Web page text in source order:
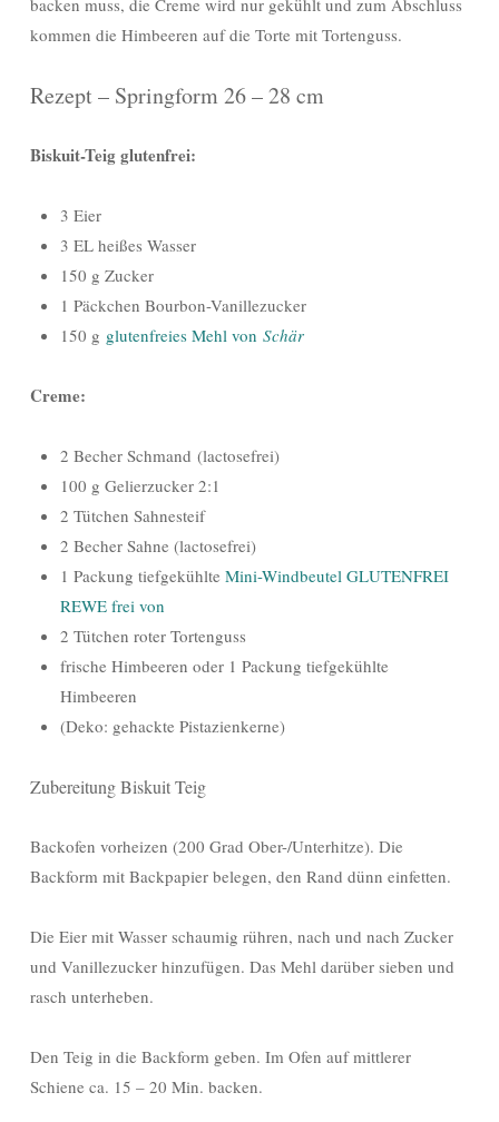
backen muss, die Creme wird nur gekühlt und zum Abschluss
kommen die Himbeeren auf die Torte mit Tortenguss.
Rezept – Springform 26 – 28 cm
Biskuit-Teig glutenfrei:
3 Eier
3 EL heißes Wasser
150 g Zucker
1 Päckchen Bourbon-Vanillezucker
150 g glutenfreies Mehl von Schär
Creme:
2 Becher Schmand (lactosefrei)
100 g Gelierzucker 2:1
2 Tütchen Sahnesteif
2 Becher Sahne (lactosefrei)
1 Packung tiefgekühlte Mini-Windbeutel GLUTENFREI
REWE frei von
2 Tütchen roter Tortenguss
frische Himbeeren oder 1 Packung tiefgekühlte
Himbeeren
(Deko: gehackte Pistazienkerne)
Zubereitung Biskuit Teig
Backofen vorheizen (200 Grad Ober-/Unterhitze). Die
Backform mit Backpapier belegen, den Rand dünn einfetten.
Die Eier mit Wasser schaumig rühren, nach und nach Zucker
und Vanillezucker hinzufügen. Das Mehl darüber sieben und
rasch unterheben.
Den Teig in die Backform geben. Im Ofen auf mittlerer
Schiene ca. 15 – 20 Min. backen.